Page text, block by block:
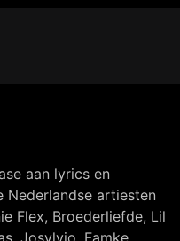
aan lyrics en
Nederlandse artiesten
Flex, Broederliefde, Lil
Josylvio, Famke